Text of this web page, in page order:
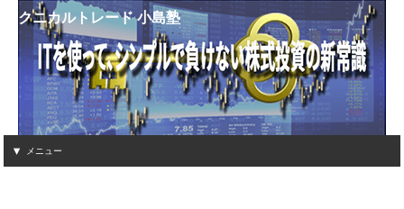
テクニカルトレード 小島塾
メニュー